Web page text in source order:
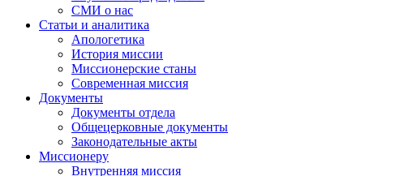
СМИ о нас
Статьи и аналитика
Апологетика
История миссии
Миссионерские станы
Современная миссия
Документы
Документы отдела
Общецерковные документы
Законодательные акты
Миссионеру
Внутренняя миссия